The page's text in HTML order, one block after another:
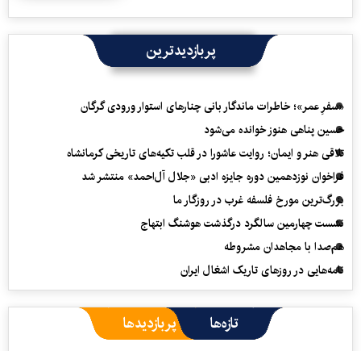
پربازدیدترین
«سفرِ عمر»؛ خاطرات ماندگار بانی چنارهای استوار ورودی گرگان
حسین پناهی هنوز خوانده می‌شود
تلاقی هنر و ایمان؛ روایت عاشورا در قلب تکیه‌های تاریخی کرمانشاه
فراخوان نوزدهمین دوره جایزه ادبی «جلال آل‌احمد» منتشر شد
بزرگ‌ترین مورخ فلسفه غرب در روزگار ما
نشست چهارمین سالگرد درگذشت هوشنگ ابتهاج
هم‌صدا با مجاهدان مشروطه
نامه‌هایی در روزهای تاریک اشغال ایران
تازه‌ها پربازدیدها